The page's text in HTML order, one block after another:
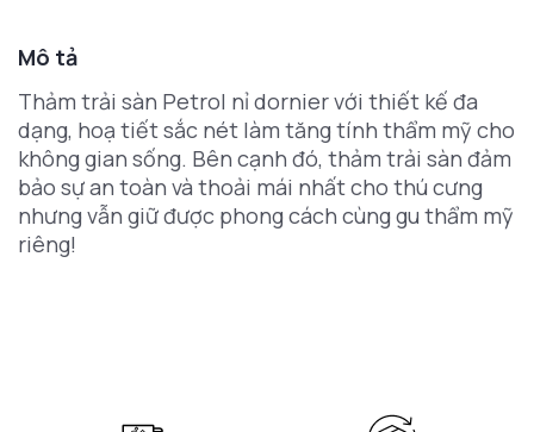
Mô tả
Thảm trải sàn Petrol nỉ dornier với thiết kế đa
dạng, hoạ tiết sắc nét làm tăng tính thẩm mỹ cho
không gian sống. Bên cạnh đó, thảm trải sàn đảm
bảo sự an toàn và thoải mái nhất cho thú cưng
nhưng vẫn giữ được phong cách cùng gu thẩm mỹ
riêng!